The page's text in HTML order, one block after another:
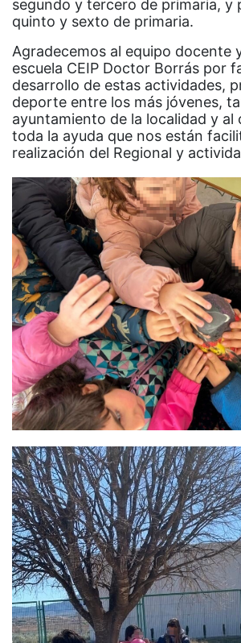
segundo y tercero de primaria, y
quinto y sexto de primaria.
Agradecemos al equipo docente
escuela CEIP Doctor Borrás por
desarrollo de estas actividades,
deporte entre los más jóvenes,
ayuntamiento de la localidad y al
toda la ayuda que nos están
realización del Regional y